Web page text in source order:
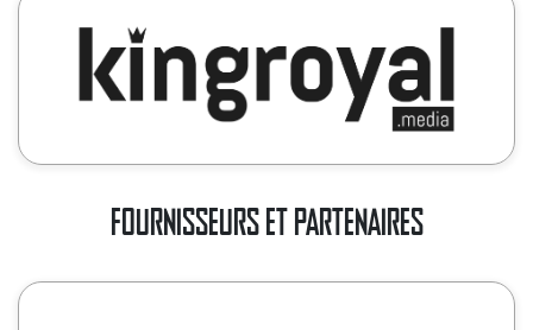
FOURNISSEURS ET PARTENAIRES